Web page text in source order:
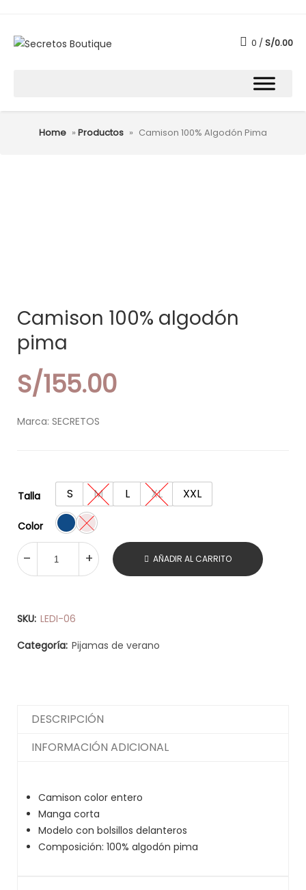
0 S/0.00
Home » Productos » Camison 100% Algodón Pima
Camison 100% algodón
pima
S/155.00
Marca: SECRETOS
Talla S M L XL XXL
Color
AÑADIR AL CARRITO
SKU: LEDI-06
Categoría: Pijamas de verano
DESCRIPCIÓN
INFORMACIÓN ADICIONAL
Camison color entero
Manga corta
Modelo con bolsillos delanteros
Composición: 100% algodón pima